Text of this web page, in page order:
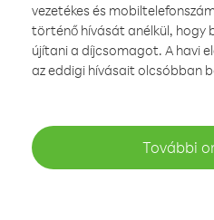
vezetékes és
történő hívását anélkül, hogy
újítani a díjcsomagot. A havi
az eddigi hívásait olcsóbban
További